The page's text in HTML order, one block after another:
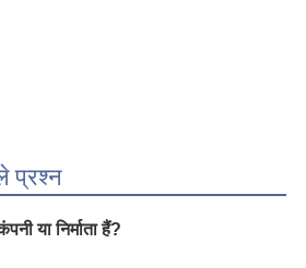
प्रश्न
या निर्माता हैं?